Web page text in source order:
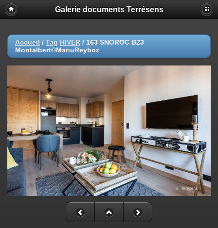
Galerie documents Terrésens
Accueil / Tag HIVER / 163 SNOROC B23
Montalbert©ManuReyboz